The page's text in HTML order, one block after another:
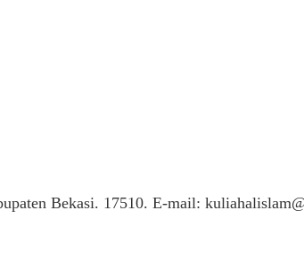
Bekasi. 17510. E-mail: